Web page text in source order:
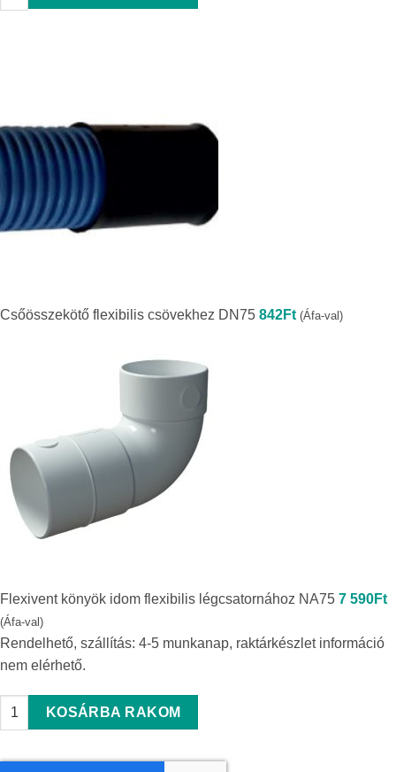
Csőösszekötő flexibilis csövekhez DN75 842Ft (Áfa-val)
Flexivent könyök idom flexibilis légcsatornához NA75 7 590Ft
(Áfa-val)
Rendelhető, szállítás: 4-5 munkanap, raktárkészlet információ
nem elérhető.
Flexivent könyök idom flexibilis légcsatornához NA75 quantity
KOSÁRBA RAKOM